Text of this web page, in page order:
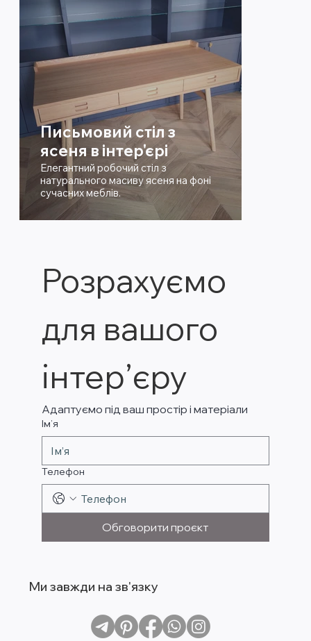
Письмовий стіл з
ясеня в інтер'єрі
Елегантний робочий стіл з
натурального масиву ясеня на фоні
сучасних меблів.
Розрахуємо
для вашого
інтер’єру
Адаптуємо під ваш простір і матеріали
Ім’я
Телефон
Обговорити проєкт
Ми завжди на зв'язку